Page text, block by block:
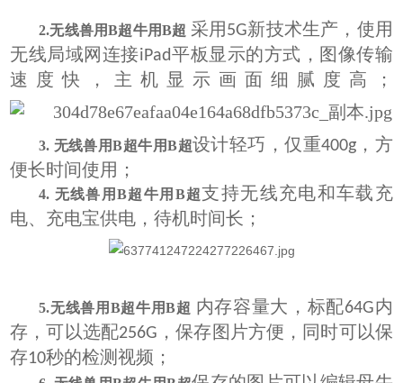
2.无线兽用B超牛用B超 采用 5G新技术生产，使用
无线局域网连接iPad平板显示的方式，图像传输
速度快，主机显示画面细腻度高；
3. 无线兽用B超牛用B超设计轻巧，仅重400g，方
便长时间使用；
4. 无线兽用B超牛用B超支持无线充电和车载充
电、充电宝供电，待机时间长；
5.无线兽用B超牛用B超 内存容量大，标配64G内
存，可以选配256G ，保存图片方便，同时可以保
存10秒的检测视频；